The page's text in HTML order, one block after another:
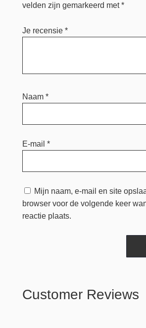
velden zijn gemarkeerd met*
Je recensie *
Naam *
E-mail *
Mijn naam, e-mail en site
browser voor de volgende keer
reactie plaats.
Customer Reviews